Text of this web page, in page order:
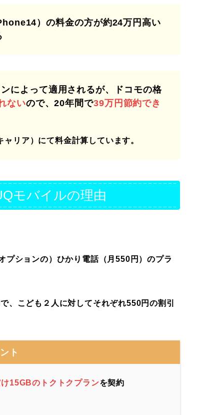
）の料金の方が約24万円高い
によって適用されるが、ドコモの格
ないので、20年間で39万円節約でき
リア）にて料金計算しています。
モバイルの理由
ションの）ひかり電話（月550円）のプラ
、こども２人に対してそれぞれ550円の割引
ト
15GBのトクトクプランを契約